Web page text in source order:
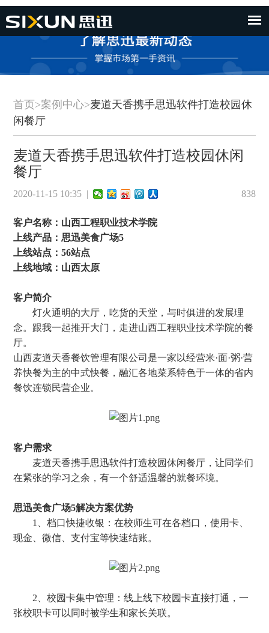
首页>案例中心>麦道天香携手思迅软件打造校园休
闲餐厅
麦道天香携手思迅软件打造校园休闲
餐厅
2020-11-15 10:35 | 838
客户名称：山西工程职业技术学院
上线产品：思迅美食广场5
上线站点：56站点
上线地域：山西太原
客户简介
灯火通明的大厅，吃货的天堂，与时俱进的发展理
念。跟我一起推开大门，走进山西工程职业技术学院的餐
厅。
山西麦道天香餐饮管理有限公司是一家以经营米·面·粥·营
养快餐为主的中式快餐，融汇各地菜系特色于一体的省内
餐饮连锁民营企业。
客户需求
麦道天香携手思迅软件打造校园休闲餐厅，让同学们
在紧张的学习之余，有一个舒适温馨的就餐环境。
思迅美食广场5解决方案优势
1、档口快捷收银：在校师生可在各档口，使用卡、
现金、微信、支付宝等快速结账。
2、校园卡集中管理：线上线下校园卡直接打通，一
张校职卡可以同时被学生和家长关联。